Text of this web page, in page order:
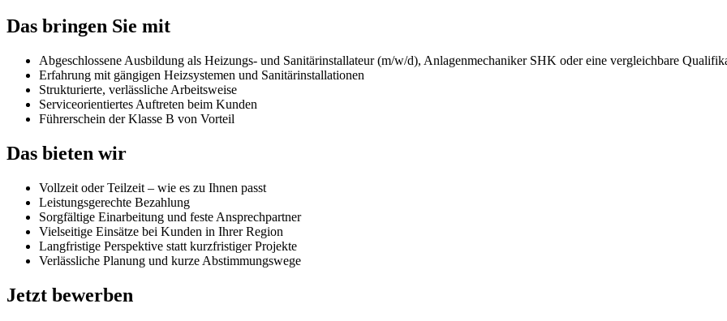
Das bringen Sie mit
Abgeschlossene Ausbildung als Heizungs- und Sanitärinstallateur (m/w/d), Anlagenmechaniker SHK oder eine vergleichbare
Erfahrung mit gängigen Heizsystemen und Sanitärinstallationen
Strukturierte, verlässliche Arbeitsweise
Serviceorientiertes Auftreten beim Kunden
Führerschein der Klasse B von Vorteil
Das bieten wir
Vollzeit oder Teilzeit – wie es zu Ihnen passt
Leistungsgerechte Bezahlung
Sorgfältige Einarbeitung und feste Ansprechpartner
Vielseitige Einsätze bei Kunden in Ihrer Region
Langfristige Perspektive statt kurzfristiger Projekte
Verlässliche Planung und kurze Abstimmungswege
Jetzt bewerben